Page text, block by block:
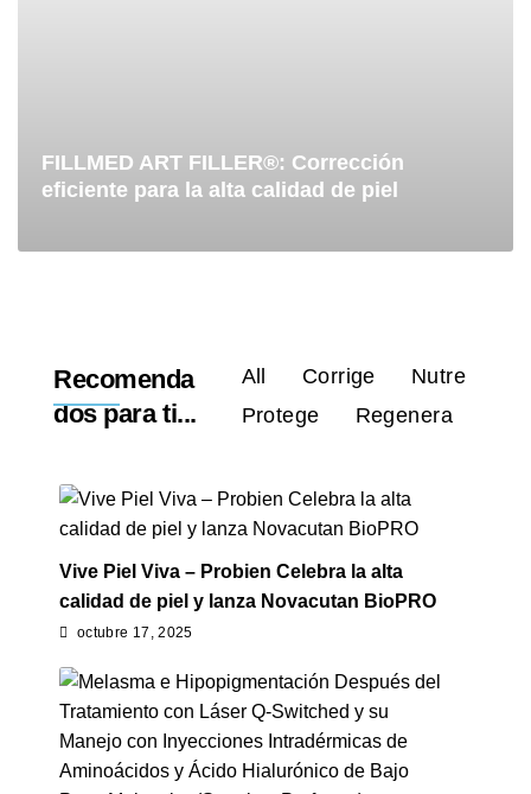
FILLMED ART FILLER®: Corrección
eficiente para la alta calidad de piel
Recomenda
dos para ti...
All Corrige
Nutre
Protege
Regenera
Vive Piel Viva – Probien Celebra la alta
calidad de piel y lanza Novacutan BioPRO
octubre 17, 2025